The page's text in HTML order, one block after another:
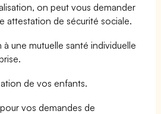
on peut vous demander
attestation de sécurité sociale.
à une mutuelle santé individuelle
de vos enfants.
vos demandes de